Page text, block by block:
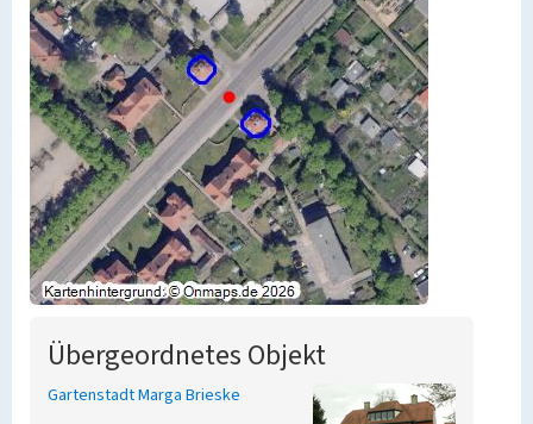
Übergeordnetes Objekt
Gartenstadt Marga Brieske